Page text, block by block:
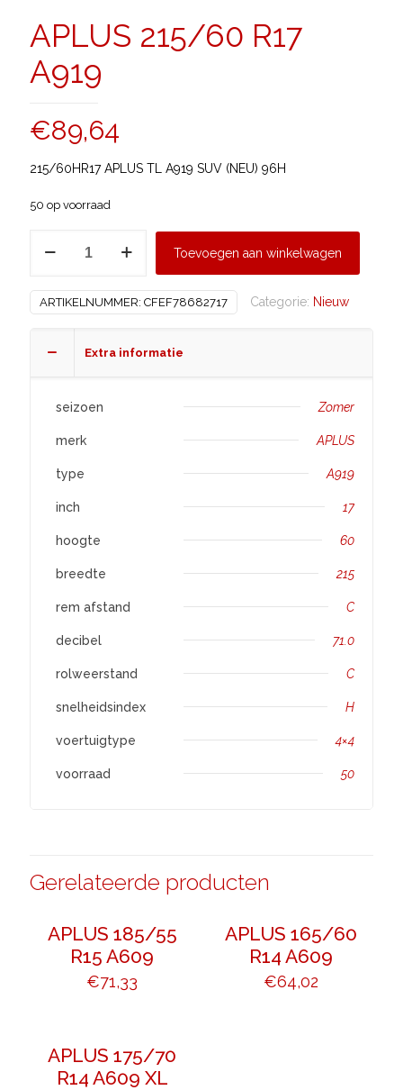
APLUS 215/60 R17
A919
€89,64
215/60HR17 APLUS TL A919 SUV (NEU) 96H
50 op voorraad
A919
Toevoegen aan winkelwagen
ARTIKELNUMMER: CFEF78682717 Categorie: Nieuw
Extra informatie
seizoen Zomer
merk APLUS
type A919
inch 17
hoogte 60
breedte 215
rem afstand C
decibel 71.0
rolweerstand C
snelheidsindex H
voertuigtype 4×4
voorraad 50
Gerelateerde producten
APLUS 185/55
R15 A609
€71,33
APLUS 165/60
R14 A609
€64,02
APLUS 175/70
R14 A609 XL